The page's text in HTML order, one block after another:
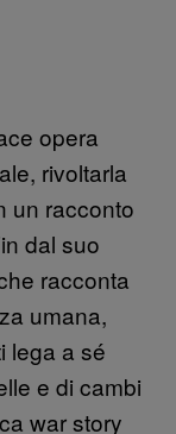
opera
rivoltarla
un racconto
dal suo
racconta
umana,
lega a sé
e di cambi
war story